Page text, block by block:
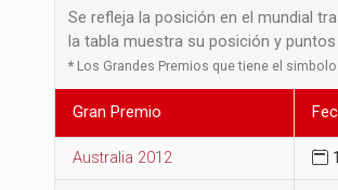
Se refleja la posición en el mundial
la tabla muestra su posición y
* Los Grandes Premios que tiene el
Gran Premio
Australia 2012